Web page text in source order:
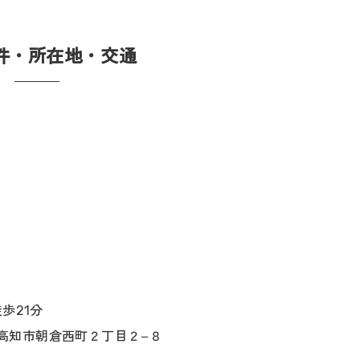
・所在地・交通
21分
市朝倉西町２丁目２−８